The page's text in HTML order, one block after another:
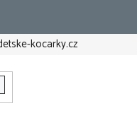
kocarky.cz